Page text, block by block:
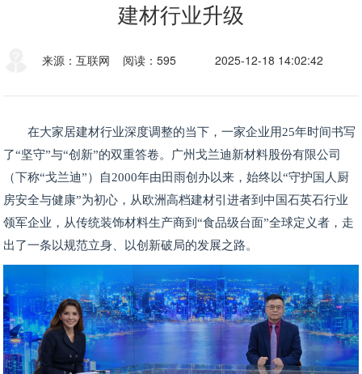
建材行业升级
来源：互联网 阅读：595 2025-12-18 14:02:42
在大家居建材行业深度调整的当下，一家企业用25年时间书写
了“坚守”与“创新”的双重答卷。广州戈兰迪新材料股份有限公司
（下称“戈兰迪”）自2000年由田雨创办以来，始终以“守护国人厨
房安全与健康”为初心，从欧洲高档建材引进者到中国石英石行业
领军企业，从传统装饰材料生产商到“食品级台面”全球定义者，走
出了一条以规范立身、以创新破局的发展之路。